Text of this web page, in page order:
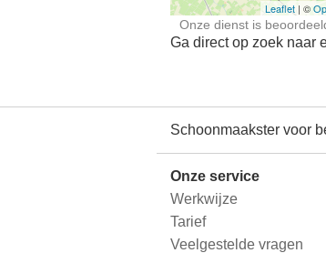
Leaflet | ©
Onze dienst is
Ga direct op zoek naar
Schoonmaakster voor
Onze service
Werkwijze
Tarief
Veelgestelde vragen